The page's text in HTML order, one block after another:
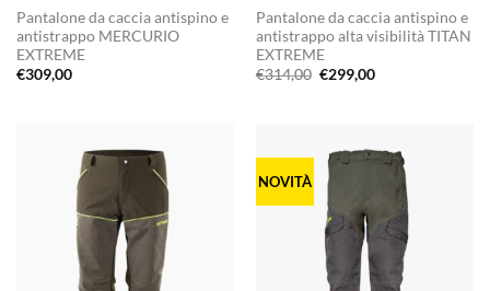
Pantalone da caccia antispino e
antistrappo MERCURIO
EXTREME
€309,00
Pantalone da caccia antispino e
antistrappo alta visibilità TITAN
EXTREME
€314,00 Il
prezzo
€299,00Il
NOVITÀ